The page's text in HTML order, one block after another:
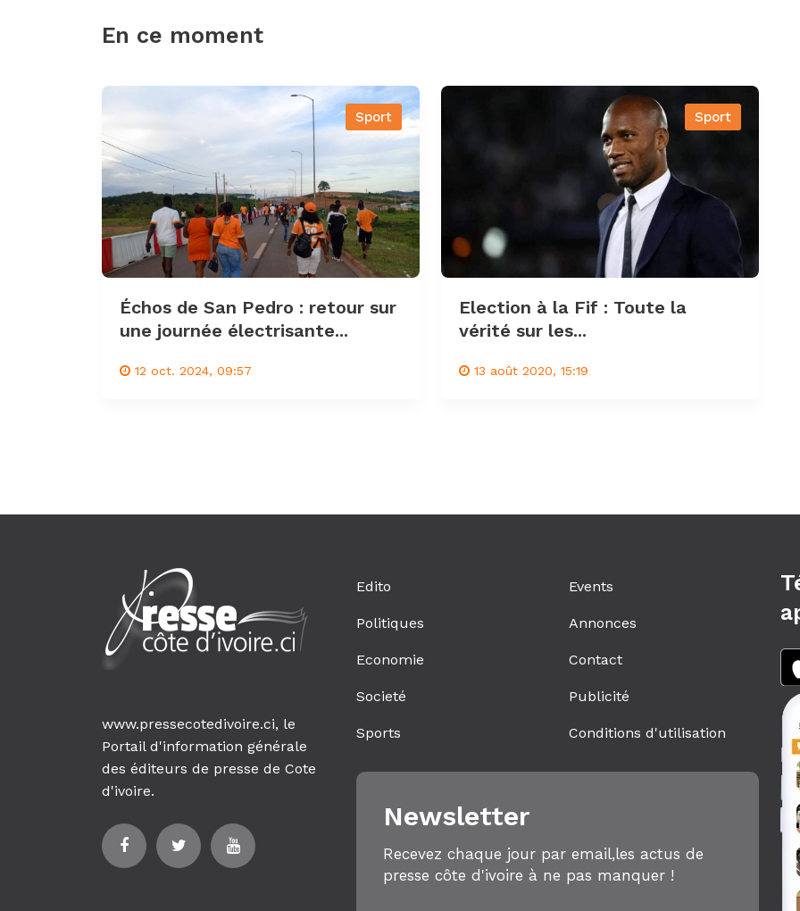
En ce moment
Sport
Échos de San Pedro : retour sur
une journée électrisante...
12 oct. 2024, 09:57
Sport
Election à la Fif : Toute la
vérité sur les...
13 août 2020, 15:19
www.pressecotedivoire.ci, le
Portail d'information générale
des éditeurs de presse de Cote
d'ivoire.
Edito
Politiques
Economie
Societé
Sports
Events
Annonces
Contact
Publicité
Conditions d'utilisation
Newsletter
Recevez chaque jour par email,les actus de
presse côte d'ivoire à ne pas manquer !